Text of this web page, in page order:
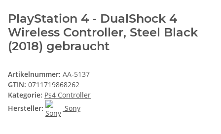
PlayStation 4 - DualShock 4
Wireless Controller, Steel Black
(2018) gebraucht
Artikelnummer: AA-5137
GTIN: 0711719868262
Kategorie: Ps4 Controller
Hersteller:
Sony